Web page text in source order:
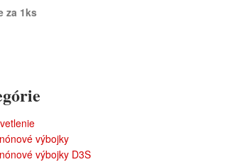
za 1ks
výbojky
výbojky D3S